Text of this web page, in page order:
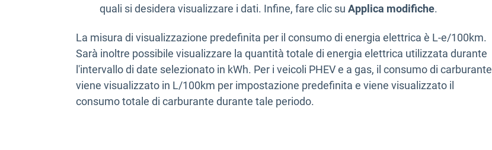
quali si desidera visualizzare i dati. Infine, fare clic su Applica modifiche.
La misura di visualizzazione predefinita per il consumo di energia elettrica è L-e/100km.
Sarà inoltre possibile visualizzare la quantità totale di energia elettrica utilizzata durante
l'intervallo di date selezionato in kWh. Per i veicoli PHEV e a gas, il consumo di carburante
viene visualizzato in L/100km per impostazione predefinita e viene visualizzato il
consumo totale di carburante durante tale periodo.